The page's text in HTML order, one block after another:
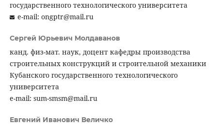
государственного технологического университета
e-mail: ongptr@mail.ru
Сергей Юрьевич Молдаванов
канд. физ-мат. наук, доцент кафедры производства
строительных конструкций и строительной механики
Кубанского государственного технологического
университета
e-mail: sum-smsm@mail.ru
Евгений Иванович Величко